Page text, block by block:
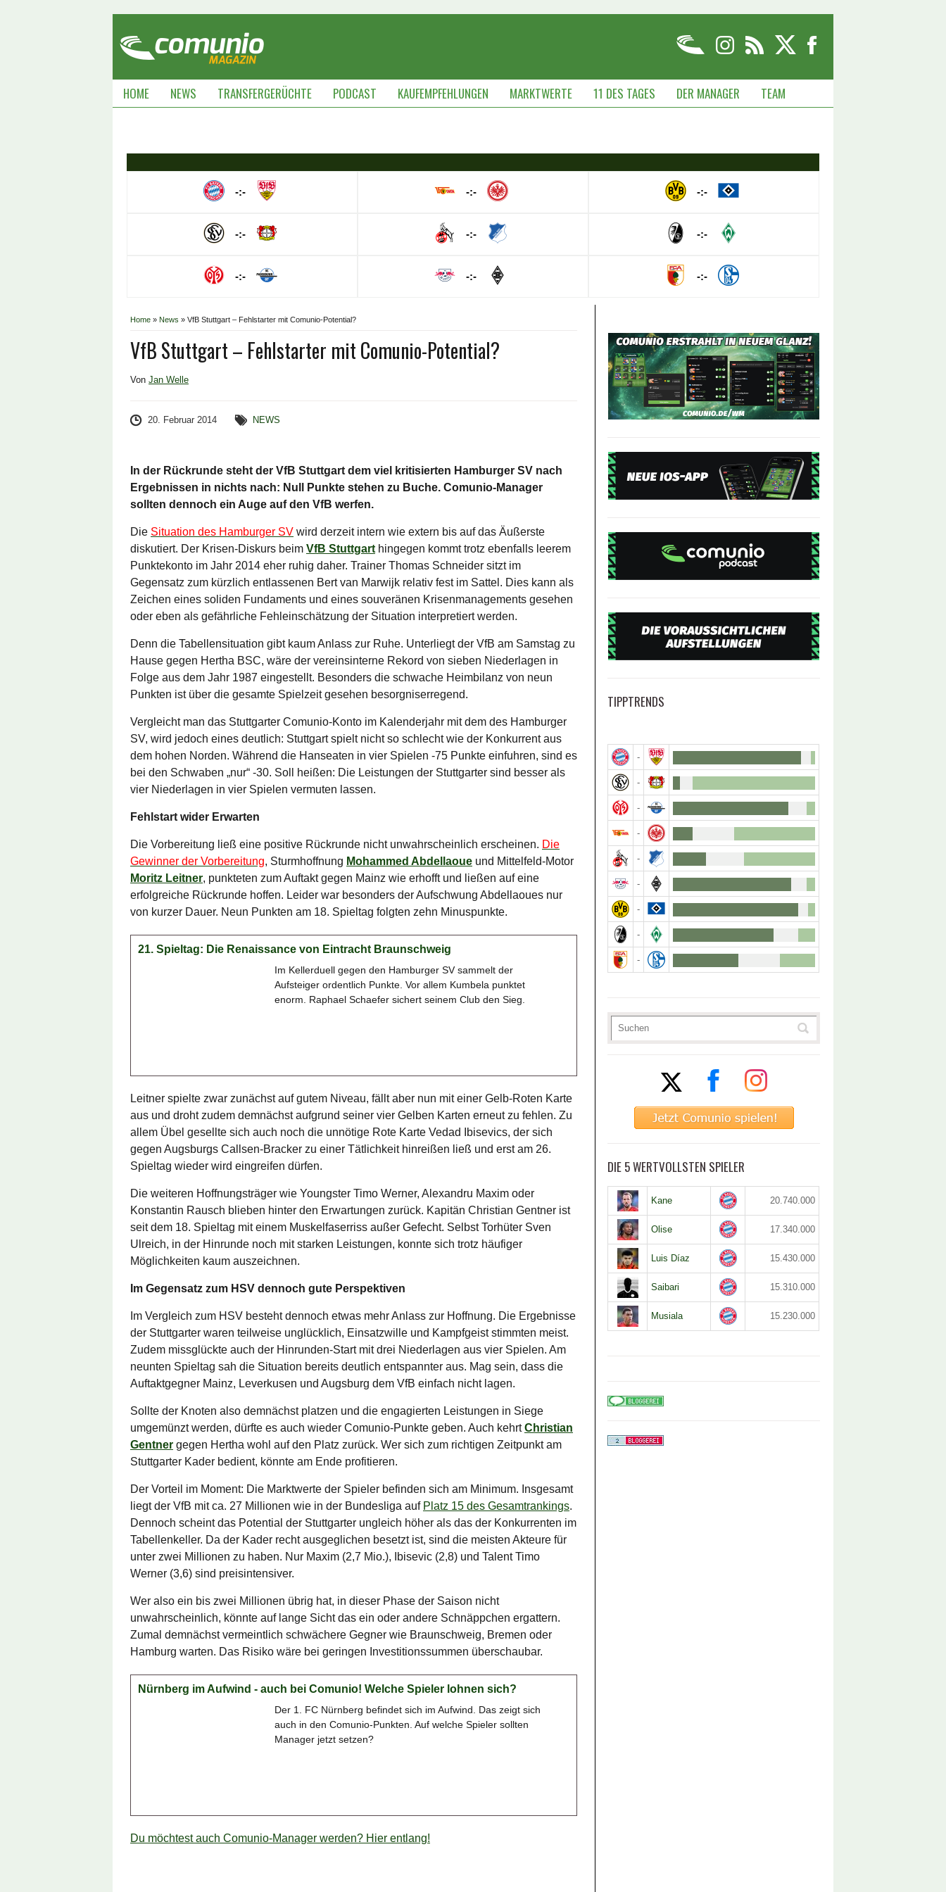
HOME NEWS TRANSFERGERÜCHTE PODCAST KAUFEMPFEHLUNGEN MARKTWERTE 11 DES TAGES DER MANAGER TEAM
-:-
-:-
-:-
-:-
-:-
-:-
-:-
-:-
-:-
Home » News » VfB Stuttgart – Fehlstarter mit Comunio-Potential?
VfB Stuttgart – Fehlstarter mit Comunio-Potential?
Von Jan Welle
20. Februar 2014 NEWS
In der Rückrunde steht der VfB Stuttgart dem viel kritisierten Hamburger SV nach
Ergebnissen in nichts nach: Null Punkte stehen zu Buche. Comunio-Manager
sollten dennoch ein Auge auf den VfB werfen.
Die Situation des Hamburger SV wird derzeit intern wie extern bis auf das Äußerste
diskutiert. Der Krisen-Diskurs beim VfB Stuttgart hingegen kommt trotz ebenfalls leerem
Punktekonto im Jahr 2014 eher ruhig daher. Trainer Thomas Schneider sitzt im
Gegensatz zum kürzlich entlassenen Bert van Marwijk relativ fest im Sattel. Dies kann als
Zeichen eines soliden Fundaments und eines souveränen Krisenmanagements gesehen
oder eben als gefährliche Fehleinschätzung der Situation interpretiert werden.
Denn die Tabellensituation gibt kaum Anlass zur Ruhe. Unterliegt der VfB am Samstag zu
Hause gegen Hertha BSC, wäre der vereinsinterne Rekord von sieben Niederlagen in
Folge aus dem Jahr 1987 eingestellt. Besonders die schwache Heimbilanz von neun
Punkten ist über die gesamte Spielzeit gesehen besorgniserregend.
Vergleicht man das Stuttgarter Comunio-Konto im Kalenderjahr mit dem des Hamburger
SV, wird jedoch eines deutlich: Stuttgart spielt nicht so schlecht wie der Konkurrent aus
dem hohen Norden. Während die Hanseaten in vier Spielen -75 Punkte einfuhren, sind es
bei den Schwaben „nur“ -30. Soll heißen: Die Leistungen der Stuttgarter sind besser als
vier Niederlagen in vier Spielen vermuten lassen.
Fehlstart wider Erwarten
Die Vorbereitung ließ eine positive Rückrunde nicht unwahrscheinlich erscheinen. Die
Gewinner der Vorbereitung, Sturmhoffnung Mohammed Abdellaoue und Mittelfeld-Motor
Moritz Leitner, punkteten zum Auftakt gegen Mainz wie erhofft und ließen auf eine
erfolgreiche Rückrunde hoffen. Leider war besonders der Aufschwung Abdellaoues nur
von kurzer Dauer. Neun Punkten am 18. Spieltag folgten zehn Minuspunkte.
21. Spieltag: Die Renaissance von Eintracht Braunschweig
Im Kellerduell gegen den Hamburger SV sammelt der
Aufsteiger ordentlich Punkte. Vor allem Kumbela punktet
enorm. Raphael Schaefer sichert seinem Club den Sieg.
Leitner spielte zwar zunächst auf gutem Niveau, fällt aber nun mit einer Gelb-Roten Karte
aus und droht zudem demnächst aufgrund seiner vier Gelben Karten erneut zu fehlen. Zu
allem Übel gesellte sich auch noch die unnötige Rote Karte Vedad Ibisevics, der sich
gegen Augsburgs Callsen-Bracker zu einer Tätlichkeit hinreißen ließ und erst am 26.
Spieltag wieder wird eingreifen dürfen.
Die weiteren Hoffnungsträger wie Youngster Timo Werner, Alexandru Maxim oder
Konstantin Rausch blieben hinter den Erwartungen zurück. Kapitän Christian Gentner ist
seit dem 18. Spieltag mit einem Muskelfaserriss außer Gefecht. Selbst Torhüter Sven
Ulreich, in der Hinrunde noch mit starken Leistungen, konnte sich trotz häufiger
Möglichkeiten kaum auszeichnen.
Im Gegensatz zum HSV dennoch gute Perspektiven
Im Vergleich zum HSV besteht dennoch etwas mehr Anlass zur Hoffnung. Die Ergebnisse
der Stuttgarter waren teilweise unglücklich, Einsatzwille und Kampfgeist stimmten meist.
Zudem missglückte auch der Hinrunden-Start mit drei Niederlagen aus vier Spielen. Am
neunten Spieltag sah die Situation bereits deutlich entspannter aus. Mag sein, dass die
Auftaktgegner Mainz, Leverkusen und Augsburg dem VfB einfach nicht lagen.
Sollte der Knoten also demnächst platzen und die engagierten Leistungen in Siege
umgemünzt werden, dürfte es auch wieder Comunio-Punkte geben. Auch kehrtChristian
Gentner gegen Hertha wohl auf den Platz zurück. Wer sich zum richtigen Zeitpunkt am
Stuttgarter Kader bedient, könnte am Ende profitieren.
Der Vorteil im Moment: Die Marktwerte der Spieler befinden sich am Minimum. Insgesamt
liegt der VfB mit ca. 27 Millionen wie in der Bundesliga auf Platz 15 des Gesamtrankings.
Dennoch scheint das Potential der Stuttgarter ungleich höher als das der Konkurrenten im
Tabellenkeller. Da der Kader recht ausgeglichen besetzt ist, sind die meisten Akteure für
unter zwei Millionen zu haben. Nur Maxim (2,7 Mio.), Ibisevic (2,8) und Talent Timo
Werner (3,6) sind preisintensiver.
Wer also ein bis zwei Millionen übrig hat, in dieser Phase der Saison nicht
unwahrscheinlich, könnte auf lange Sicht das ein oder andere Schnäppchen ergattern.
Zumal demnächst vermeintlich schwächere Gegner wie Braunschweig, Bremen oder
Hamburg warten. Das Risiko wäre bei geringen Investitionssummen überschaubar.
Nürnberg im Aufwind - auch bei Comunio! Welche Spieler lohnen sich?
Der 1. FC Nürnberg befindet sich im Aufwind. Das zeigt sich
auch in den Comunio-Punkten. Auf welche Spieler sollten
Manager jetzt setzen?
Du möchtest auch Comunio-Manager werden? Hier entlang!
TIPPTRENDS
-
-
-
-
-
-
-
-
-
DIE 5 WERTVOLLSTEN SPIELER
Kane 20.740.000
Olise 17.340.000
Luis Díaz 15.430.000
Saibari 15.310.000
Musiala 15.230.000